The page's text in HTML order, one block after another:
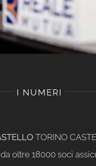
I NUMERI
TORINO
oltre 18000 soci